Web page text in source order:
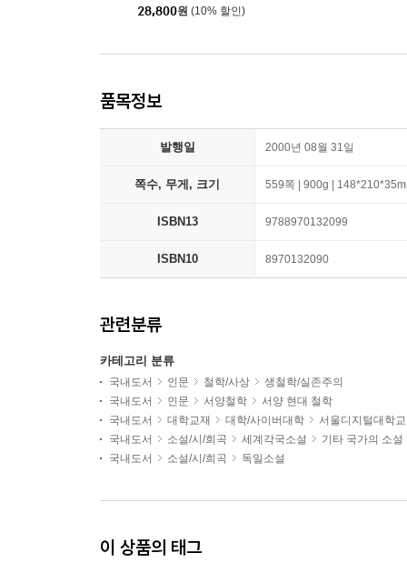
28,800원 (10% 할인)
품목정보
발행일 2000년 08월 31일
쪽수, 무게, 크기 559쪽 | 900g |
ISBN13 9788970132099
ISBN10 8970132090
관련분류
카테고리 분류
국내도서 인문 철학/사상
생철학/실존주의
국내도서
인문 서양철학
서양 현대 철학
국내도서
대학교재 대학/사이버대학
서울디지털대학교
국내도서
소설/시/희곡 세계각국소설
기타 국가의 소설
국내도서
소설/시/희곡 독일소설
이 상품의 태그